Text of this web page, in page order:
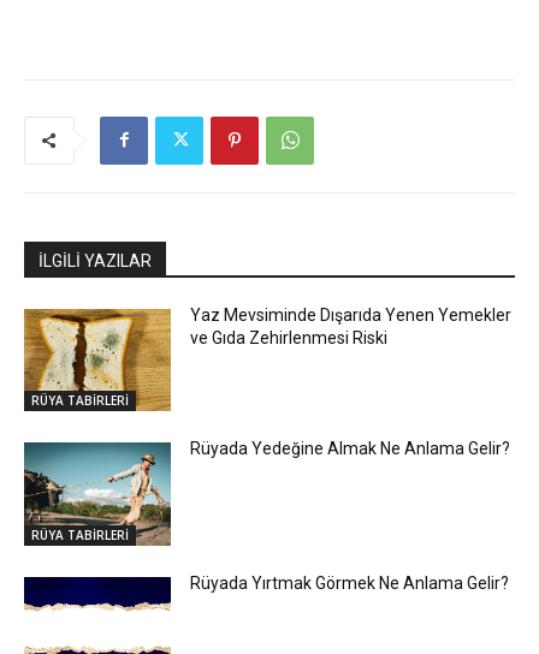
İLGİLİ YAZILAR
RÜYA TABİRLERİ
Yaz Mevsiminde Dışarıda Yenen Yemekler
ve Gıda Zehirlenmesi Riski
RÜYA TABİRLERİ
Rüyada Yedeğine Almak Ne Anlama Gelir?
Rüyada Yırtmak Görmek Ne Anlama Gelir?